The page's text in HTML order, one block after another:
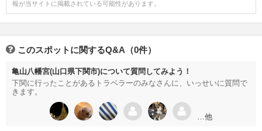
報が当サイトに掲載されている可能性があります。
このスポットに関するQ&A（0件）
亀山八幡宮(山口県下関市)について質問してみよう！
下関に行ったことがあるトラベラーのみなさんに、いっせいに質問で
きます。
…他